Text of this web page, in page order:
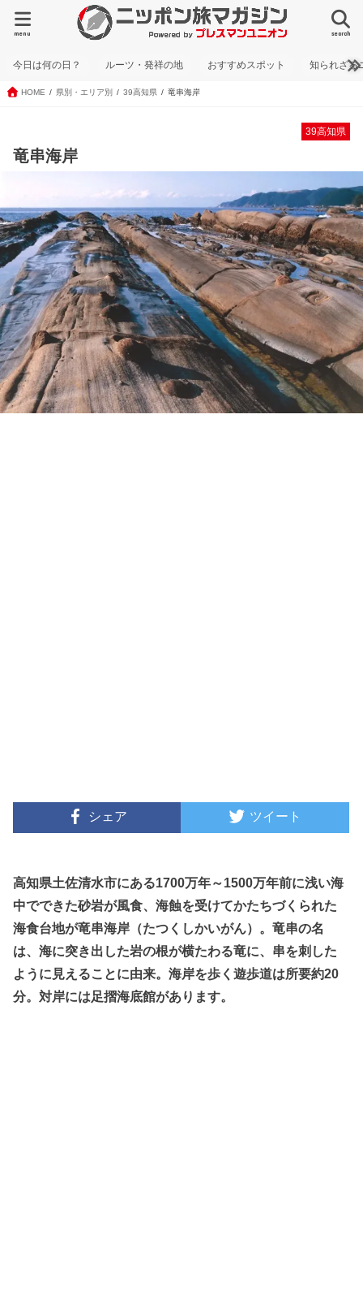
search
menu
今日は何の日？ ルーツ・発祥の地 おすすめスポット 知られざる
HOME 県別・エリア別 39高知県 竜串海岸
39高知県
竜串海岸
シェア ツイート
高知県土佐清水市にある1700万年～1500万年前に浅い海
中でできた砂岩が風食、海蝕を受けてかたちづくられた
海食台地が竜串海岸（たつくしかいがん）。竜串の名
は、海に突き出した岩の根が横たわる竜に、串を刺した
ように見えることに由来。海岸を歩く遊歩道は所要約20
分。対岸には足摺海底館があります。